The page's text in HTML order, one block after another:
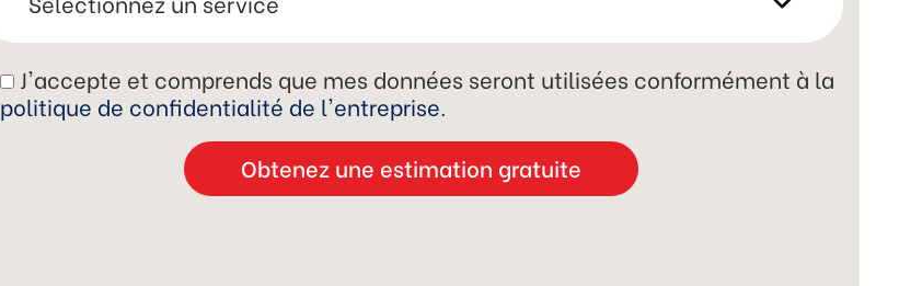
J'accepte et comprends que mes données seront utilisées conformément à la
politique de confidentialité de l'entreprise.